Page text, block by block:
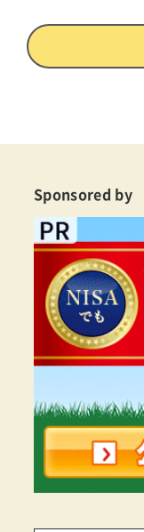
Sponsored by